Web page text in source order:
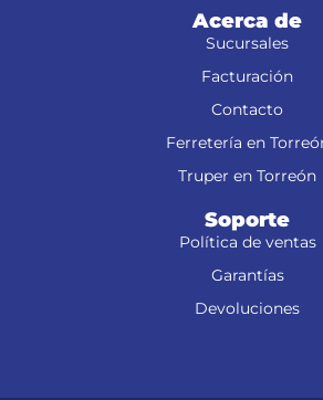
Acerca de
Sucursales
Facturación
Contacto
Ferretería en
Truper en Torreón
Soporte
Política de ventas
Garantías
Devoluciones